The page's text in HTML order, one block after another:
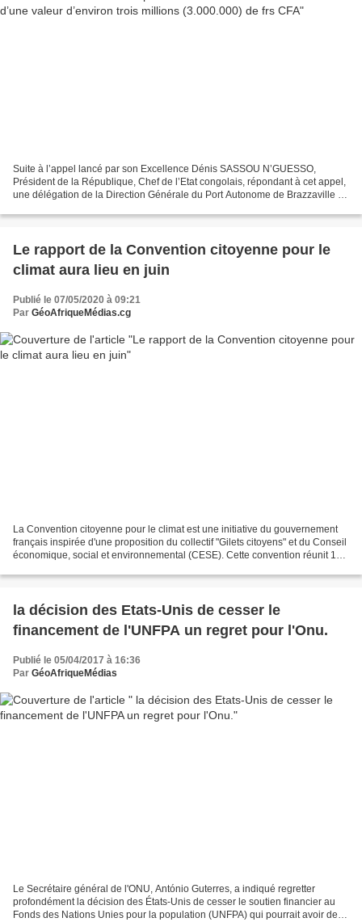
Suite à l’appel lancé par son Excellence Dénis SASSOU N’GUESSO,
Président de la République, Chef de l’Etat congolais, répondant à cet appel,
une délégation de la Direction Générale du Port Autonome de Brazzaville et
Le rapport de la Convention citoyenne pour le
climat aura lieu en juin
Publié le 07/05/2020 à 09:21
Par GéoAfriqueMédias.cg
La Convention citoyenne pour le climat est une initiative du gouvernement
français inspirée d'une proposition du collectif "Gilets citoyens" et du Conseil
économique, social et environnemental (CESE). Cette convention réunit 150
la décision des Etats-Unis de cesser le
financement de l'UNFPA un regret pour l'Onu.
Publié le 05/04/2017 à 16:36
Par GéoAfriqueMédias
Le Secrétaire général de l'ONU, António Guterres, a indiqué regretter
profondément la décision des États-Unis de cesser le soutien financier au
Fonds des Nations Unies pour la population (UNFPA) qui pourrait avoir des